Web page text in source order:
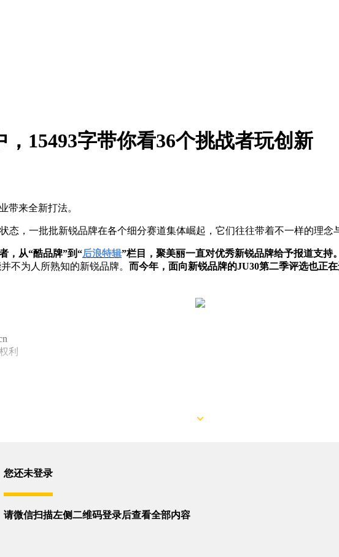
15493字带你看36个挑战者玩创新
带来全新打法。
态，一批批新锐品牌在各个细分赛道集体崛起，它们往往带着不一样的理念
，从“酷品牌”到“后浪特辑”栏目，聚美丽一直对优秀新锐品牌给予报道支持。
不为人所熟知的新锐品牌。 而今年，面向新锐品牌的JU30第二季评选也正在
利
您还未登录
请微信扫描左侧二维码登录后查看全部内容